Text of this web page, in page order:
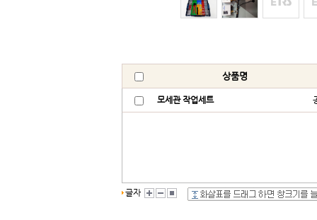
상품명
모세관 작업세트
글자